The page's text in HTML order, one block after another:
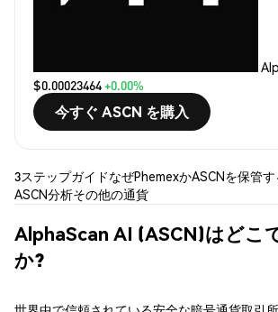
$0.00023464+0.00%
今すぐ ASCN を購入
3ステップガイドなぜPhemexかASCNを保管す
ASCN分析その他の通貨
AlphaScan AI (ASCN)はどこ
か?